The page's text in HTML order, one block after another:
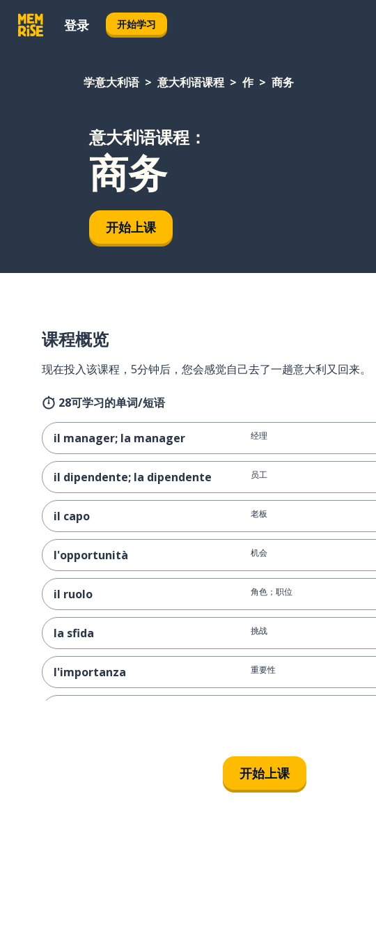
登录 开始学习
学意大利语 意大利语课程 作 商务
意大利语课程：
商务
开始上课
课程概览
现在投入该课程，5分钟后，您会感觉自己去了一趟意大利又回来。
28可学习的单词/短语
il manager; la manager 经理
il dipendente; la dipendente 员工
il capo 老板
l'opportunità 机会
il ruolo 角色；职位
la sfida 挑战
l'importanza 重要性
开始上课